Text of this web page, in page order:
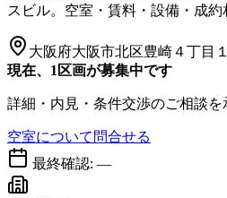
スビル。空室・賃料・設備・成約
大阪府大阪市北区豊崎４丁目
現在、1区画が募集中です
詳細・内見・条件交渉のご相談を
空室について問合せる
最終確認: —